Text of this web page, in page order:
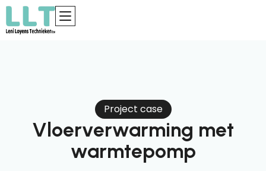
Project case
Vloerverwarming met
warmtepomp